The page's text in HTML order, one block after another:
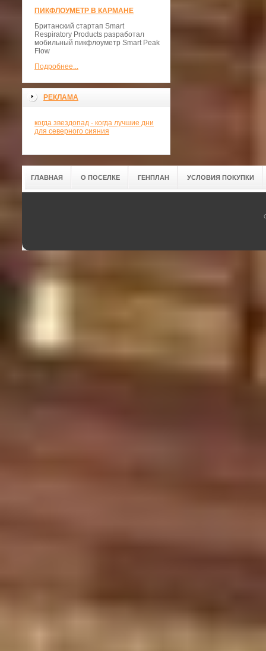
ПИКФЛОУМЕТР В КАРМАНЕ
Британский стартап Smart
Respiratory Products разработал
мобильный пикфлоуметр Smart Peak
Flow
Подробнее...
РЕКЛАМА
когда звездопад - когда лучшие дни
для северного сияния
ГЛАВНАЯ О ПОСЕЛКЕ ГЕНПЛАН УСЛОВИЯ ПОКУПКИ